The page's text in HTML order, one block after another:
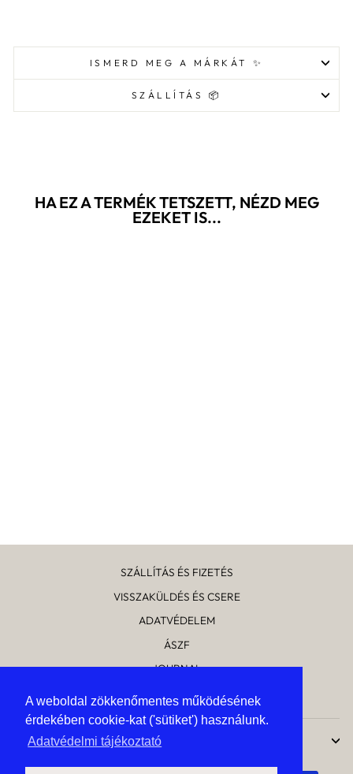
A weboldal zökkenőmentes működésének
érdekében cookie-kat ('sütiket') használunk.
Adatvédelmi tájékoztató
A weboldal zökkenőmentes működésének
érdekében cookie-kat ('sütiket') használunk.
Adatvédelmi tájékoztató
ISMERD MEG A MÁRKÁT ✨
SZÁLLÍTÁS 📦
HA EZ A TERMÉK TETSZETT, NÉZD MEG
EZEKET IS...
SZÁLLÍTÁS ÉS FIZETÉS
VISSZAKÜLDÉS ÉS CSERE
ADATVÉDELEM
ÁSZF
JOURNAL
RÓLUNK
UPTOSTYLE